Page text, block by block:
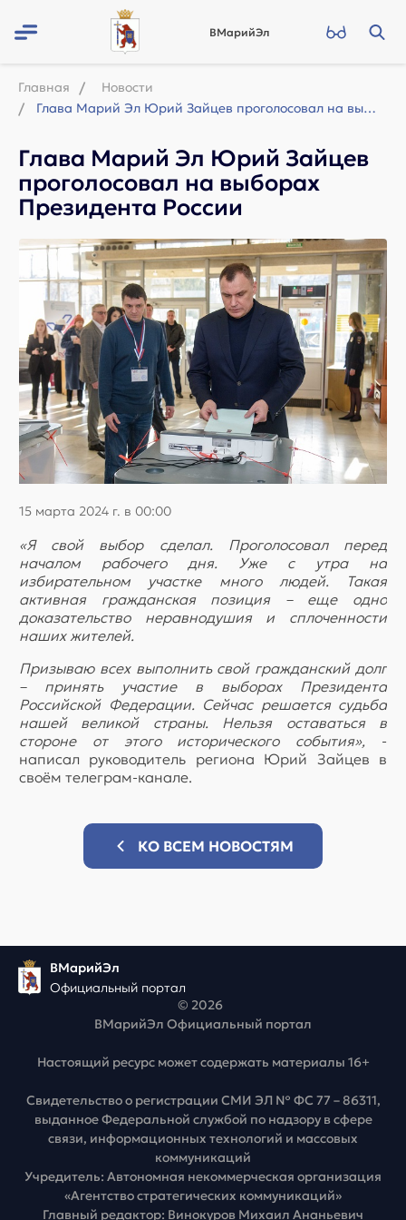
ВМарийЭл
Главная
Новости
Глава Марий Эл Юрий Зайцев проголосовал на выборах Президента России
Глава Марий Эл Юрий Зайцев
проголосовал на выборах
Президента России
15 марта 2024 г. в 00:00
«Я свой выбор сделал. Проголосовал перед
началом рабочего дня. Уже с утра на
избирательном участке много людей. Такая
активная гражданская позиция – еще одно
доказательство неравнодушия и сплоченности
наших жителей.
Призываю всех выполнить свой гражданский долг
– принять участие в выборах Президента
Российской Федерации. Сейчас решается судьба
нашей великой страны. Нельзя оставаться в
стороне от этого исторического события», -
написал руководитель региона Юрий Зайцев в
своём телеграм-канале.
КО ВСЕМ НОВОСТЯМ
ВМарийЭл
Официальный портал
© 2026
ВМарийЭл Официальный портал
Настоящий ресурс может содержать материалы 16+
Свидетельство о регистрации СМИ ЭЛ № ФС 77 – 86311,
выданное Федеральной службой по надзору в сфере
связи, информационных технологий и массовых
коммуникаций
Учредитель: Автономная некоммерческая организация
«Агентство стратегических коммуникаций»
Главный редактор: Винокуров Михаил Ананьевич